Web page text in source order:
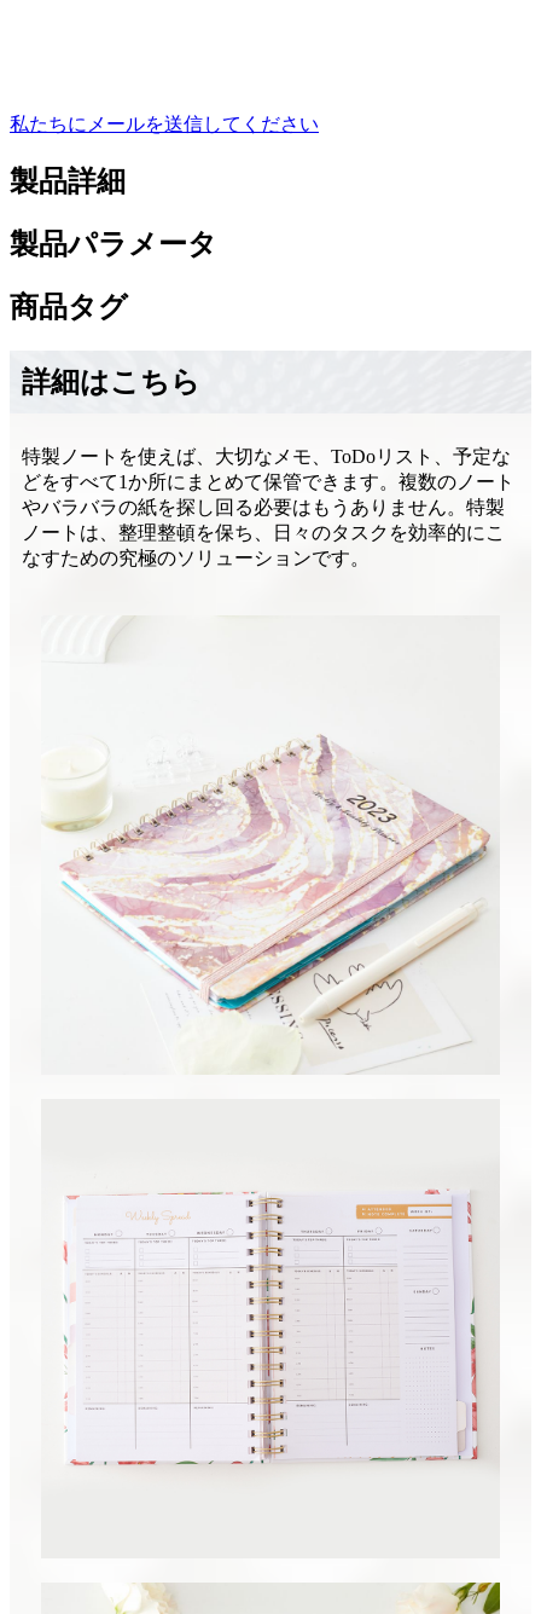
私たちにメールを送信してください
製品詳細
製品パラメータ
商品タグ
詳細はこちら
特製ノートを使えば、大切なメモ、ToDoリスト、予定な
どをすべて1か所にまとめて保管できます。複数のノート
やバラバラの紙を探し回る必要はもうありません。特製
ノートは、整理整頓を保ち、日々のタスクを効率的にこ
なすための究極のソリューションです。